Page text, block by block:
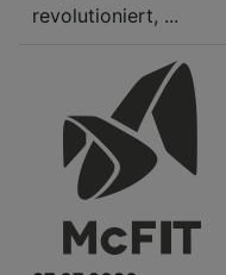
revolutioniert, ...